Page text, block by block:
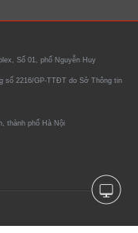
Số 01, phố Nguyễn Huy
số 2216/GP-TTĐT do Sở Thông tin
thành phố Hà Nội